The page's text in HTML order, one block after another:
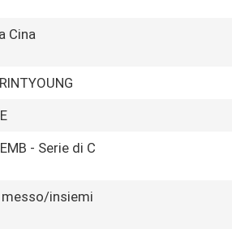
Cina
- Serie di C
messo/insiemi